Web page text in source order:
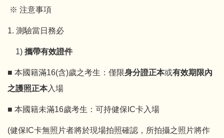
※ 注意事項
1. 測驗當日務必
1) 攜帶有效證件
■ 本國籍滿16(含)歲之考生：僅限身分證正本或有效期限內
之護照正本入場
■ 本國籍未滿16歲考生：可持健保IC卡入場
(健保IC卡無照片者將於現場拍照確認，所拍攝之照片將作